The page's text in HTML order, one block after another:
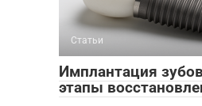
Статьи
Имплантация
этапы